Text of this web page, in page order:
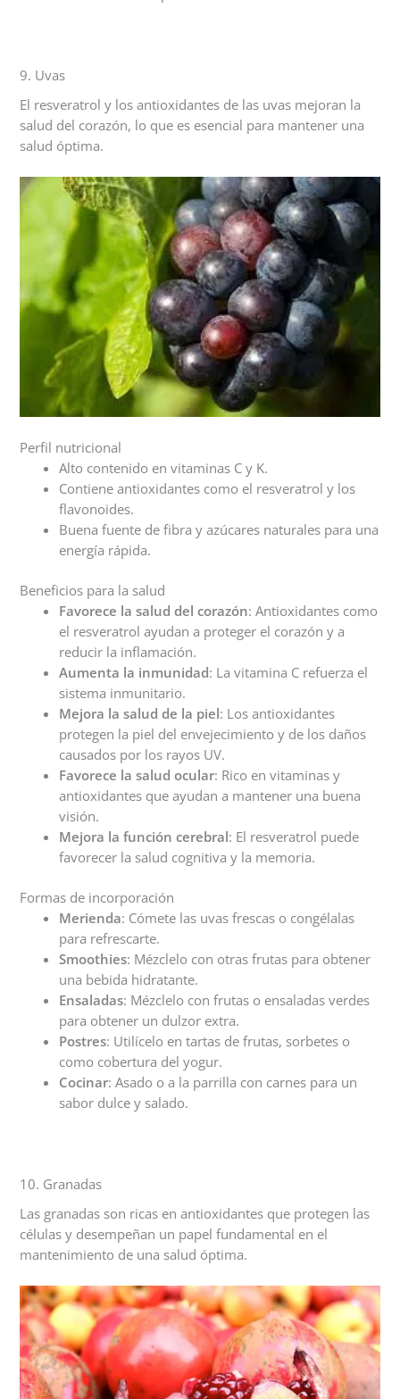
9. Uvas
El resveratrol y los antioxidantes de las uvas mejoran la
salud del corazón, lo que es esencial para mantener una
salud óptima.
Perfil nutricional
Alto contenido en vitaminas C y K.
Contiene antioxidantes como el resveratrol y los
flavonoides.
Buena fuente de fibra y azúcares naturales para una
energía rápida.
Beneficios para la salud
Favorece la salud del corazón: Antioxidantes como
el resveratrol ayudan a proteger el corazón y a
reducir la inflamación.
Aumenta la inmunidad: La vitamina C refuerza el
sistema inmunitario.
Mejora la salud de la piel: Los antioxidantes
protegen la piel del envejecimiento y de los daños
causados por los rayos UV.
Favorece la salud ocular: Rico en vitaminas y
antioxidantes que ayudan a mantener una buena
visión.
Mejora la función cerebral: El resveratrol puede
favorecer la salud cognitiva y la memoria.
Formas de incorporación
Merienda: Cómete las uvas frescas o congélalas
para refrescarte.
Smoothies: Mézclelo con otras frutas para obtener
una bebida hidratante.
Ensaladas: Mézclelo con frutas o ensaladas verdes
para obtener un dulzor extra.
Postres: Utilícelo en tartas de frutas, sorbetes o
como cobertura del yogur.
Cocinar: Asado o a la parrilla con carnes para un
sabor dulce y salado.
10. Granadas
Las granadas son ricas en antioxidantes que protegen las
células y desempeñan un papel fundamental en el
mantenimiento de una salud óptima.